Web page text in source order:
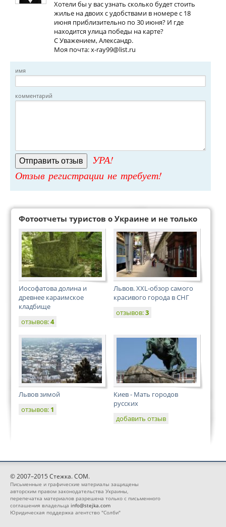
Хотели бы у вас узнать сколько будет стоить
жилье на двоих с удобствами в номере с 18
июня приблизительно по 30 июня? И где
находится улица победы на карте?
С Уважением, Александр.
Моя почта:x-ray99@list.ru
имя
комментарий
УРА!
Отзыв регистрации не требует!
Фотоотчеты туристов о Украине и не только
Иософатова долина и
древнее караимское
кладбище
отзывов:4
Львов. XXL-обзор самого
красивого города в СНГ
отзывов:3
Львов зимой
отзывов: 1
Киев - Мать городов
русских
добавить отзыв
© 2007–2015 Стежка. COM.
Письменные и графические материалы защищены
авторским правом законодательства Украины,
перепечатка материалов разрешена только с письменного
соглашения владельца info@stejka.com
Юридическая поддержка агентство "Солби"